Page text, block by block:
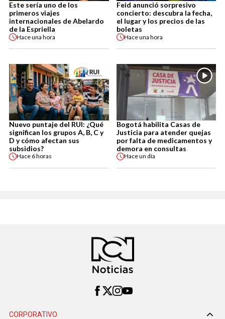
Este sería uno de los
primeros viajes
internacionales de Abelardo
de la Espriella
Haceuna hora
Feid anunció sorpresivo
concierto: descubra la fecha,
el lugar y los precios de las
boletas
Haceuna hora
Nuevo puntaje del RUI: ¿Qué
significan los grupos A, B, C y
D y cómo afectan sus
subsidios?
Hace 6 horas
Bogotá habilita Casas de
Justicia para atender quejas
por falta de medicamentos y
demora en consultas
Haceun día
CORPORATIVO